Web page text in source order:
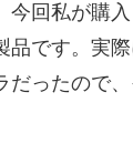
今回私が購
品です。実
だったので